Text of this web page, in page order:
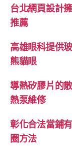
台北網頁設計
推薦
高雄眼科提供
熊貓眼
導熱矽膠片的
熱泵維修
彰化合法當鋪
圈方法